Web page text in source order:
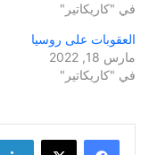
في "كاريكاتير"
العقوبات على روسيا
مارس 18, 2022
في "كاريكاتير"